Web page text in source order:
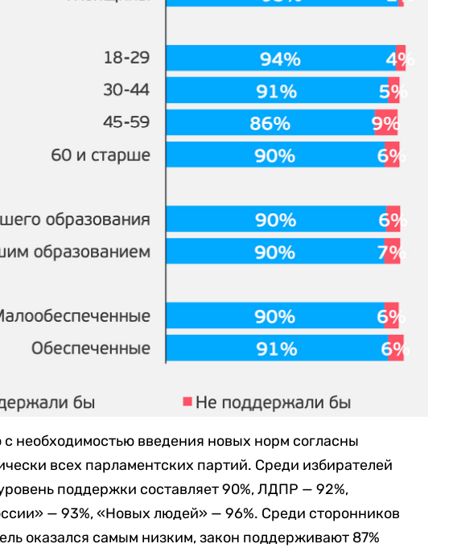
с необходимостью введения новых норм согласны
всех парламентских партий. Среди избирателей
поддержки составляет 90%, ЛДПР — 92%,
— 93%, «Новых людей» — 96%. Среди сторонников
оказался самым низким, закон поддерживают 87%